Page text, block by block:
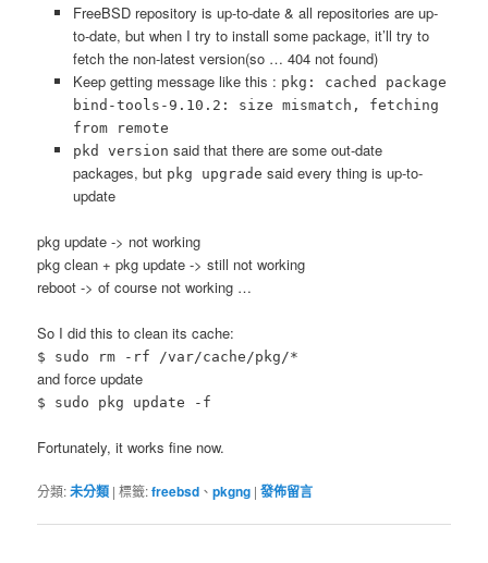
FreeBSD repository is up-to-date & all repositories are up-
to-date, but when I try to install some package, it’ll try to
fetch the non-latest version(so … 404 not found)
Keep getting message like this : pkg: cached package
bind-tools-9.10.2: size mismatch, fetching
from remote
pkd version said that there are some out-date
packages, but pkg upgrade said every thing is up-to-
update
pkg update -> not working
pkg clean + pkg update -> still not working
reboot -> of course not working …
So I did this to clean its cache:
$ sudo rm -rf /var/cache/pkg/*
and force update
$ sudo pkg update -f
Fortunately, it works fine now.
分類:未分類 |標籤:freebsd 、pkgng |發佈留言